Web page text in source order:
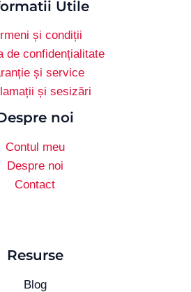
Utile
și condiții
de confidențialitate
și service
și sesizări
noi
Contul meu
Despre noi
Contact
Resurse
Blog